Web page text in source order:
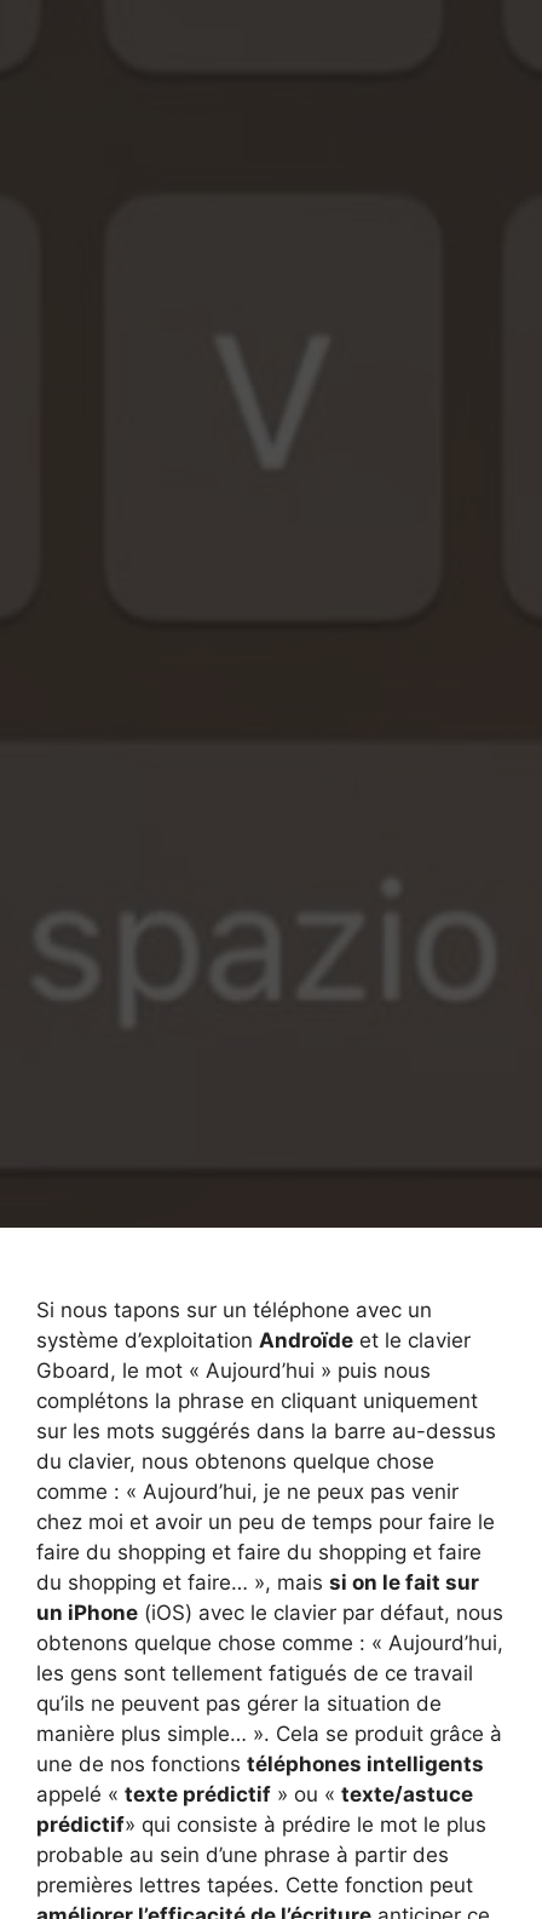
Si nous tapons sur un téléphone avec un
système d’exploitation Androïde et le clavier
Gboard, le mot « Aujourd’hui » puis nous
complétons la phrase en cliquant uniquement
sur les mots suggérés dans la barre au-dessus
du clavier, nous obtenons quelque chose
comme : « Aujourd’hui, je ne peux pas venir
chez moi et avoir un peu de temps pour faire le
faire du shopping et faire du shopping et faire
du shopping et faire… », mais si on le fait sur
un iPhone (iOS) avec le clavier par défaut, nous
obtenons quelque chose comme : « Aujourd’hui,
les gens sont tellement fatigués de ce travail
qu’ils ne peuvent pas gérer la situation de
manière plus simple… ». Cela se produit grâce à
une de nos fonctions téléphones intelligents
appelé « texte prédictif » ou « texte/astuce
prédictif» qui consiste à prédire le mot le plus
probable au sein d’une phrase à partir des
premières lettres tapées. Cette fonction peut